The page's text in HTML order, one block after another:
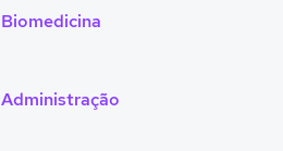
Biomedicina
Administração